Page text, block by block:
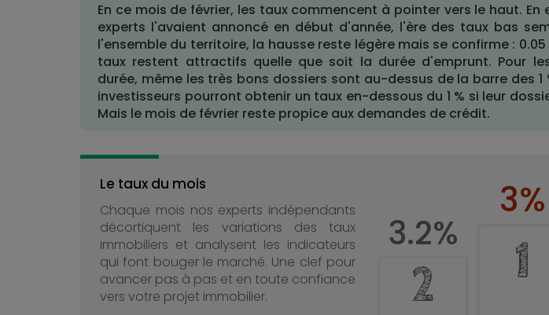
En ce mois de février, les taux commencent à pointer vers le haut. En
experts l'avaient annoncé en début d'année, l'ère des taux bas
l'ensemble du territoire, la hausse reste légère mais se confirme : 0.05
taux restent attractifs quelle que soit la durée d'emprunt. Pour
durée, même les très bons dossiers sont au-dessus de la barre des 1
investisseurs pourront obtenir un taux en-dessous du 1 % si leur
Mais le mois de février reste propice aux demandes de crédit.
Le taux du mois
Chaque mois nos experts indépendants
décortiquent les variations des taux
immobiliers et analysent les indicateurs
qui font bouger le marché. Une clef pour
avancer pas à pas et en toute confiance
vers votre projet immobilier.
3%
1
3.2%
2